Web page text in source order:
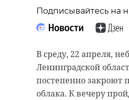
Подписывайтесь на
В среду, 22 апреля,
Ленинградской
постепенно закроют
облака. К вечеру